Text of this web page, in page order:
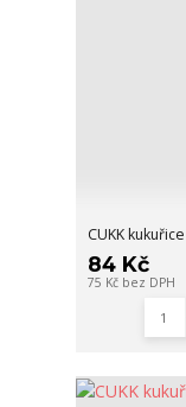
CUKK
84 Kč
75 Kč bez DPH